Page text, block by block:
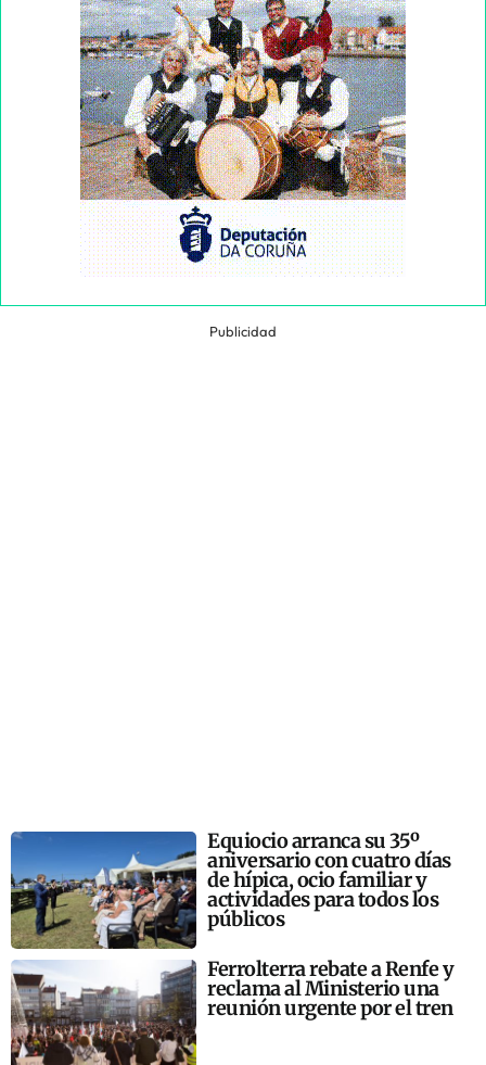
Publicidad
Equiocio arranca su 35º
aniversario con cuatro días
de hípica, ocio familiar y
actividades para todos los
públicos
Ferrolterra rebate a Renfe y
reclama al Ministerio una
reunión urgente por el tren